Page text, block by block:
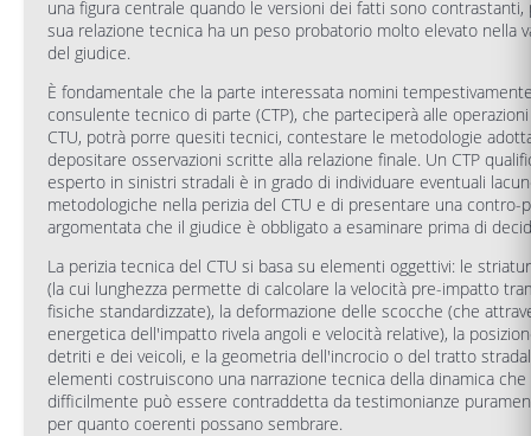
una figura centrale quando le versioni dei fatti sono contrastanti,
sua relazione tecnica ha un peso probatorio molto elevato nella
del giudice.
È fondamentale che la parte interessata nomini
consulente tecnico di parte (CTP), che parteciperà alle
CTU, potrà porre quesiti tecnici, contestare le metodologie
depositare osservazioni scritte alla relazione finale. Un CTP
esperto in sinistri stradali è in grado di individuare eventuali
metodologiche nella perizia del CTU e di presentare una contro-
argomentata che il giudice è obbligato a esaminare prima di
La perizia tecnica del CTU si basa su elementi oggettivi: le
(la cui lunghezza permette di calcolare la velocità pre-impatto
fisiche standardizzate), la deformazione delle scocche (che
energetica dell'impatto rivela angoli e velocità relative), la
detriti e dei veicoli, e la geometria dell'incrocio o del tratto
elementi costruiscono una narrazione tecnica della dinamica che
difficilmente può essere contraddetta da testimonianze
per quanto coerenti possano sembrare.